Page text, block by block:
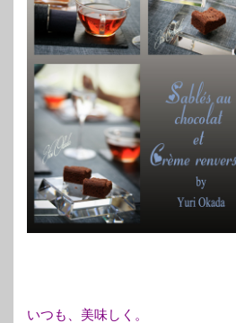
いつも、美味しく。